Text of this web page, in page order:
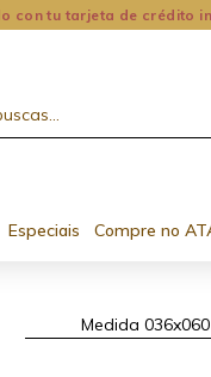
con tu tarjeta de crédito
Especiais Compre no
Medida 036x060